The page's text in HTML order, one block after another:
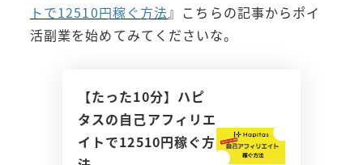
トで12510円稼ぐ方法』こちらの記事からポイ
活副業を始めてみてくださいな。
【たった10分】ハピ
タスの自己アフィリエ
イトで12510円稼ぐ方